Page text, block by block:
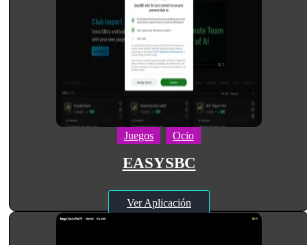
Juegos Ocio
EASYSBC
Ver Aplicación